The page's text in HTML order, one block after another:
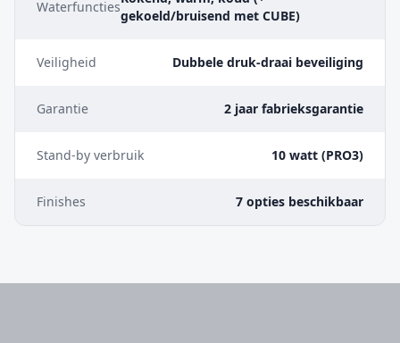
Waterfuncties
gekoeld/bruisend met CUBE)
Veiligheid Dubbele druk-draai beveiliging
Garantie 2 jaar fabrieksgarantie
Stand-by verbruik 10 watt (PRO3)
Finishes 7 opties beschikbaar